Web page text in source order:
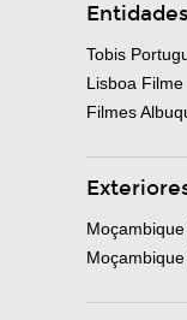
Entidades
Tobis
Lisboa Filme
Filmes